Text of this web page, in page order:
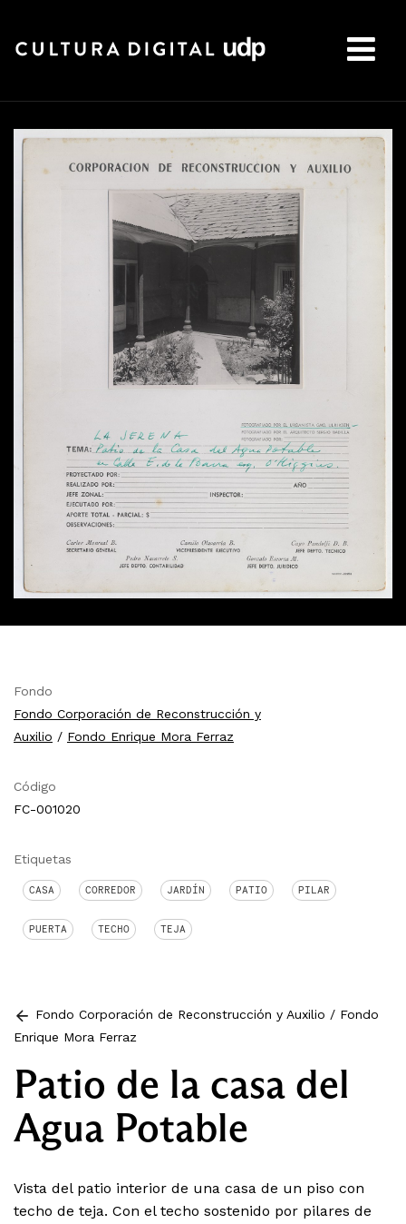
Fondo
Fondo Corporación de Reconstrucción y
Auxilio / Fondo Enrique Mora Ferraz
Código
FC-001020
Etiquetas
CASA CORREDOR JARDÍN PATIO PILAR
PUERTA TECHO TEJA
Fondo Corporación de Reconstrucción y Auxilio / Fondo
Enrique Mora Ferraz
Patio de la casa del
Agua Potable
Vista del patio interior de una casa de un piso con
techo de teja. Con el techo sostenido por pilares de